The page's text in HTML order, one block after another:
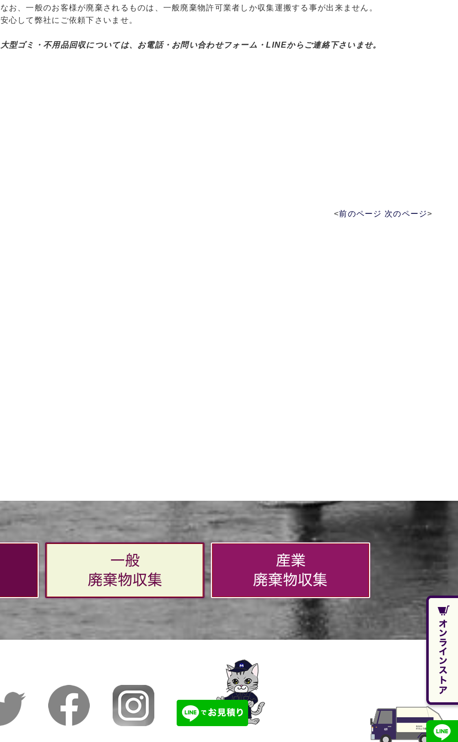
なお、一般のお客様が廃棄されるものは、一般廃棄物許可業者しか収集運搬する事が出来ません。
安心して弊社にご依頼下さいませ。
大型ゴミ・不用品回収については、お電話・お問い合わせフォーム・LINEからご連絡下さいませ。
<前のページ 次のページ>